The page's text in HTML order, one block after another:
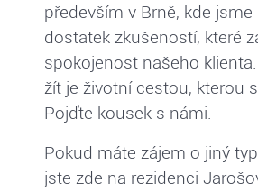
především v Brně, kde jsme
dostatek zkušeností, které
spokojenost našeho
žít je životní cestou, kterou
Pojďte kousek s námi.
Pokud máte zájem o jiný
jste zde na rezidenci